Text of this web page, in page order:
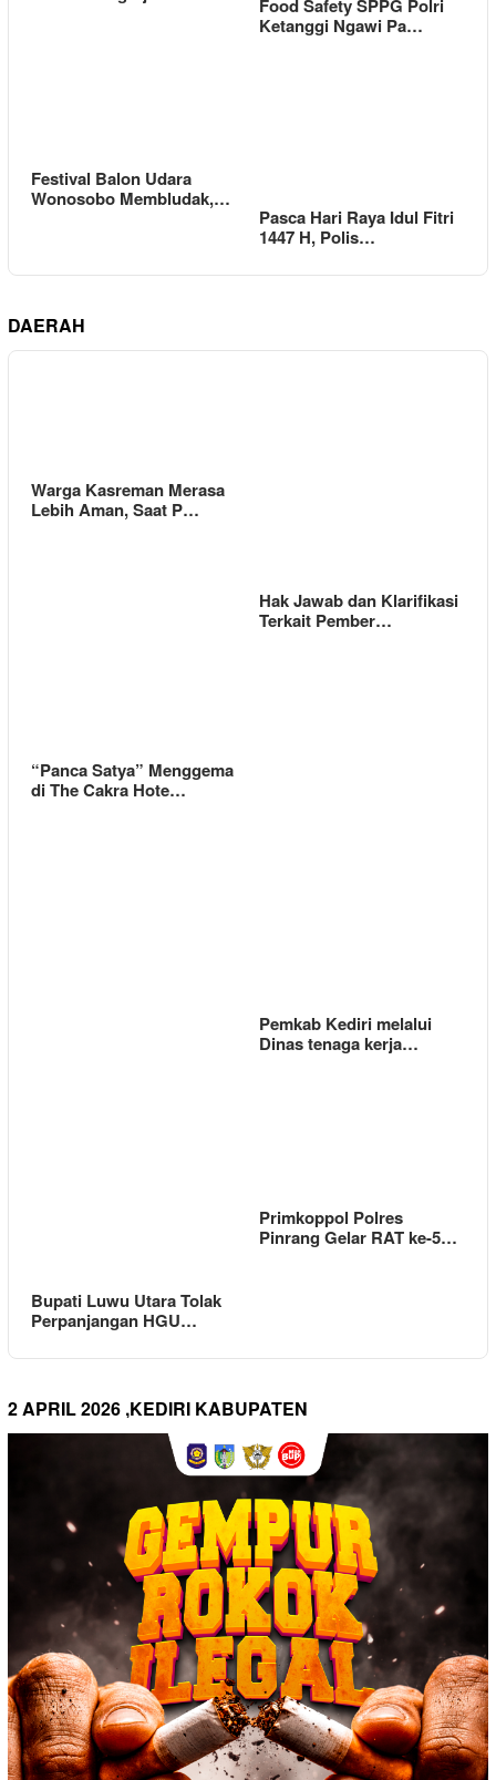
Food Safety SPPG Polri
Ketanggi Ngawi Pa…
Festival Balon Udara
Wonosobo Membludak,…
Pasca Hari Raya Idul Fitri
1447 H, Polis…
DAERAH
Warga Kasreman Merasa
Lebih Aman, Saat P…
Hak Jawab dan Klarifikasi
Terkait Pember…
“Panca Satya” Menggema
di The Cakra Hote…
Pemkab Kediri melalui
Dinas tenaga kerja…
Bupati Luwu Utara Tolak
Perpanjangan HGU…
Primkoppol Polres
Pinrang Gelar RAT ke-5…
2 APRIL 2026 ,KEDIRI KABUPATEN